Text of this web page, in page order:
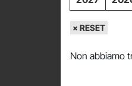
× RESET
Non abbiamo